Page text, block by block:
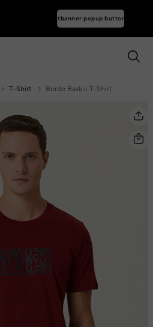
smartbanner.popup.buttontext
T-Shirt Bordo Baskılı T-Shirt